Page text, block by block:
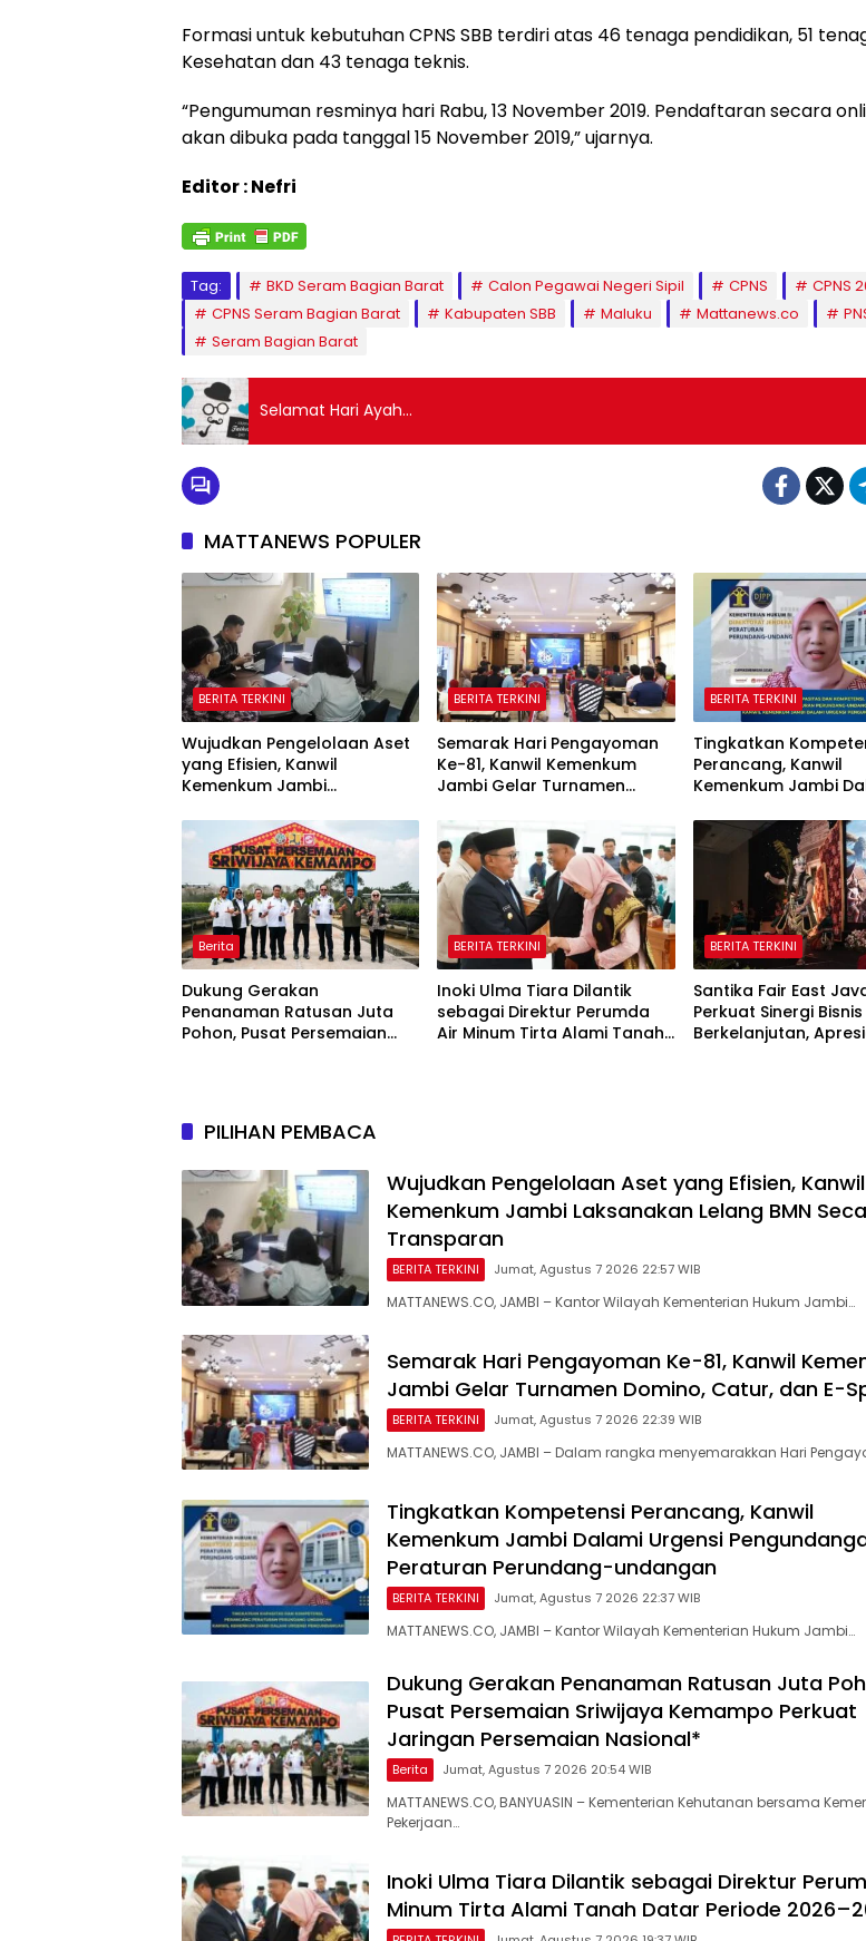
Formasi untuk kebutuhan CPNS SBB terdiri atas 46 tenaga pendidikan, 51
Kesehatan dan 43 tenaga teknis.
“Pengumuman resminya hari Rabu, 13 November 2019. Pendaftaran secara
akan dibuka pada tanggal 15 November 2019,” ujarnya.
Editor : Nefri
Tag: BKD Seram Bagian Barat Calon Pegawai Negeri Sipil CPNS
CPNS
CPNS Seram Bagian Barat
Kabupaten SBB Maluku Mattanews.co
Seram Bagian Barat
Selamat Hari Ayah…
MATTANEWS POPULER
BERITA TERKINI
Wujudkan Pengelolaan Aset
yang Efisien, Kanwil
Kemenkum Jambi
Secara Transparan
BERITA TERKINI
Semarak Hari Pengayoman
Ke-81, Kanwil Kemenkum
Jambi Gelar Turnamen
BERITA TERKINI
Tingkatkan
Perancang, Kanwil
Kemenkum Jambi
Peraturan
undangan
Berita
Dukung Gerakan
Penanaman Ratusan Juta
Pohon, Pusat Persemaian
BERITA TERKINI
Inoki Ulma Tiara Dilantik
sebagai Direktur Perumda
Air Minum Tirta Alami Tanah
BERITA TERKINI
Santika Fair East
Perkuat Sinergi Bisnis
Berkelanjutan,
PILIHAN PEMBACA
Wujudkan Pengelolaan Aset yang Efisien, Kanwil
Kemenkum Jambi Laksanakan Lelang BMN
Transparan
BERITA TERKINI Jumat, Agustus 7 2026 22:57 WIB
MATTANEWS.CO, JAMBI – Kantor Wilayah Kementerian Hukum Jambi…
Semarak Hari Pengayoman Ke-81, Kanwil
Jambi Gelar Turnamen Domino, Catur, dan E-
BERITA TERKINI Jumat, Agustus 7 2026 22:39 WIB
MATTANEWS.CO, JAMBI – Dalam rangka menyemarakkan Hari
Tingkatkan Kompetensi Perancang, Kanwil
Kemenkum Jambi Dalami Urgensi
Peraturan Perundang-undangan
BERITA TERKINI Jumat, Agustus 7 2026 22:37 WIB
MATTANEWS.CO, JAMBI – Kantor Wilayah Kementerian Hukum Jambi…
Dukung Gerakan Penanaman Ratusan Juta
Pusat Persemaian Sriwijaya Kemampo Perkuat
Jaringan Persemaian Nasional*
Berita Jumat, Agustus 7 2026 20:54 WIB
MATTANEWS.CO, BANYUASIN – Kementerian Kehutanan bersama
Pekerjaan…
Inoki Ulma Tiara Dilantik sebagai Direktur
Minum Tirta Alami Tanah Datar Periode